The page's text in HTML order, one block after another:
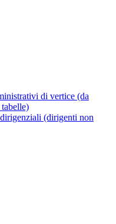
di vertice (da
(dirigenti non